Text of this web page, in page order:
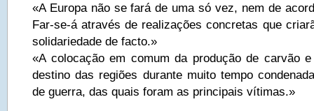
«A Europa não se fará de uma só vez, nem de
Far-se-á através de realizações concretas que
solidariedade de facto.»
«A colocação em comum da produção de carvão
destino das regiões durante muito tempo
de guerra, das quais foram as principais vítimas.»